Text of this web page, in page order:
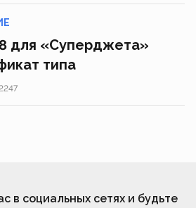
для «Суперджета»
типа
в социальных сетях и будьте